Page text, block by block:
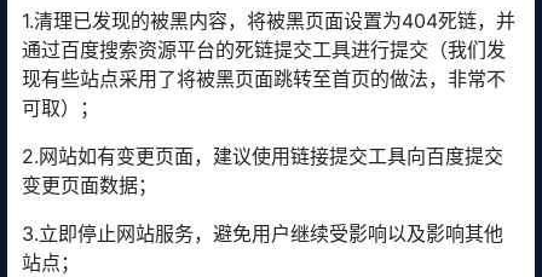
1.清理已发现的被黑内容，将被黑页面设置为404死链，并
通过百度搜索资源平台的死链提交工具进行提交（我们发
现有些站点采用了将被黑页面跳转至首页的做法，非常不
可取）；
2.网站如有变更页面，建议使用链接提交工具向百度提交
变更页面数据；
3.立即停止网站服务，避免用户继续受影响以及影响其他
站点；